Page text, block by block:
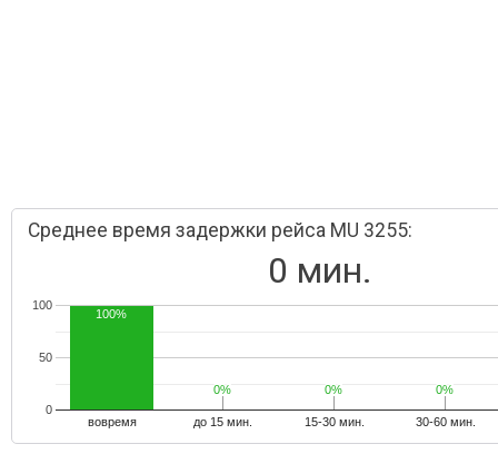
Среднее время задержки рейса MU 3255:
0 мин.
вовремя до 15 мин. 15-30 мин. 30-60 мин.
0
50
100
100%
0%
0% 0%
0% 0%
0%